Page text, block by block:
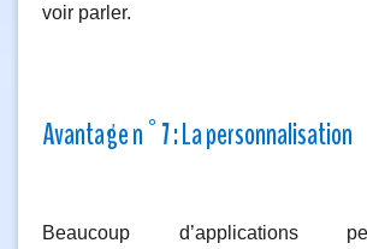
voir parler.
Avantage n°7 : La personnalisation
Beaucoup d’applications